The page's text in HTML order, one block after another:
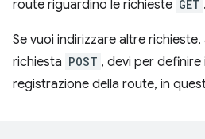
route riguardino le richieste GET .
Se vuoi indirizzare altre
richiesta POST , devi per
registrazione della route, in